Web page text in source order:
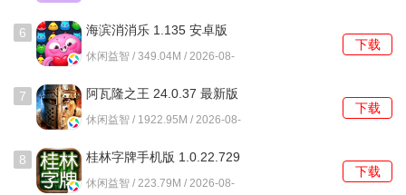
6 海滨消消乐 1.135 安卓版
休闲益智 / 349.04M / 2026-08-
下载
7 阿瓦隆之王 24.0.37 最新版
休闲益智 / 1922.95M / 2026-08-
下载
8
桂林字牌手机版 1.0.22.729
最新版
休闲益智 / 223.79M / 2026-08-
下载